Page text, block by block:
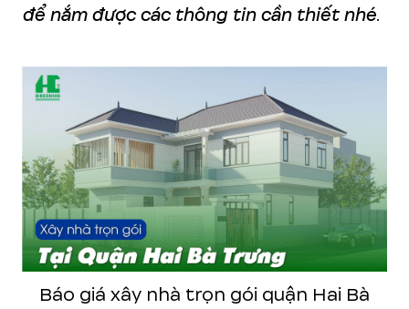
để nắm được các thông tin cần thiết nhé.
Báo giá xây nhà trọn gói quận Hai Bà